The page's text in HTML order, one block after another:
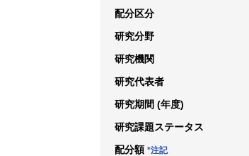
配分区分
研究分野
研究機関
研究代表者
研究期間 (年度)
研究課題ステータス
配分額 *注記